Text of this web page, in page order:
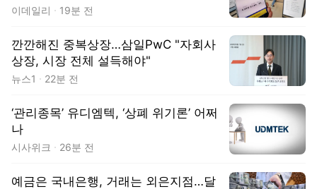
이데일리 19분 전
깐깐해진 중복상장…삼일PwC "자회사
상장, 시장 전체 설득해야"
뉴스1 22분 전
‘관리종목’ 유디엠텍, ‘상폐 위기론’ 어쩌
나
시사위크 26분 전
예금은 국내은행, 거래는 외은지점…달